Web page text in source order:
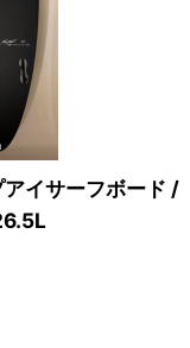
イサーフボード /